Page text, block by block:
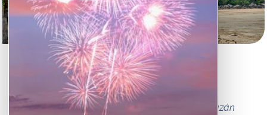
Madagaszkár legjobb
strandjai
A Kelet-Afrika partjainál fekvő Madagaszkár igazán